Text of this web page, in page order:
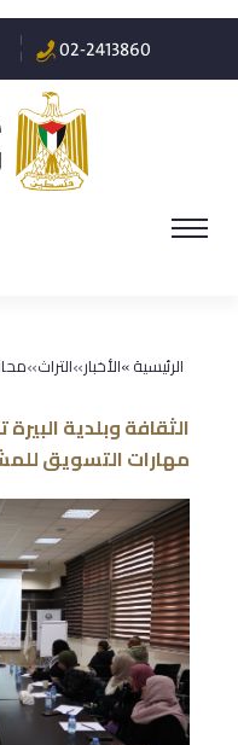
02-2413860
الرئيسية »الأخبار»التراث»
الثقافة وبلدية
مهارات التسويق